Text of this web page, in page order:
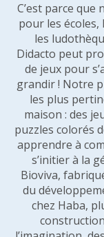
C’est parce
pour les écoles,
les
Didacto peut
de jeux pour
grandir ! Notre
les plus
maison : des
puzzles colorés
apprendre à
s’initier à la
Bioviva,
du
chez Haba,